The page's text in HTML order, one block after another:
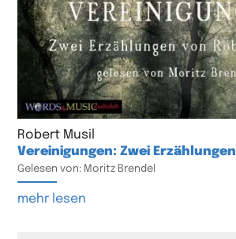
Robert Musil
Vereinigungen: Zwei Erzählungen
Gelesen von: Moritz Brendel
mehr lesen